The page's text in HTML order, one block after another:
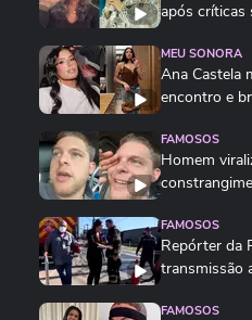
após críticas
MEU SONORA
Ana Castela
encontro e
FAMOSOS
Homem
FAMOSOS
Repórter da
transmissão
FAMOSOS